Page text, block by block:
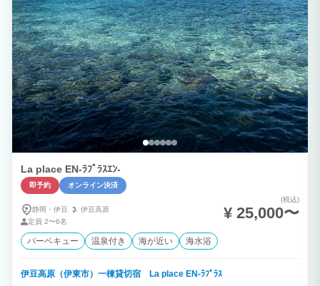
La place EN-ﾗﾌﾟﾗｽｴﾝ-
即予約 オンライン決済
静岡・伊豆
伊豆高原
定員 2〜6名
(税込)
¥ 25,000〜
バーベキュー 温泉付き 海が近い 海水浴
伊豆高原（伊東市）一棟貸切宿 La place EN-ﾗﾌﾟﾗｽ